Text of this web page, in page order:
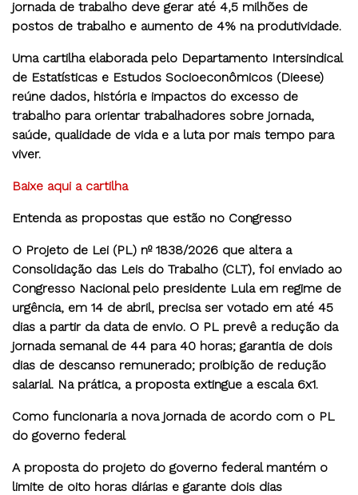
jornada de trabalho deve gerar até 4,5 milhões de
postos de trabalho e aumento de 4% na produtividade.
Uma cartilha elaborada pelo Departamento Intersindical
de Estatísticas e Estudos Socioeconômicos (Dieese)
reúne dados, história e impactos do excesso de
trabalho para orientar trabalhadores sobre jornada,
saúde, qualidade de vida e a luta por mais tempo para
viver.
Baixe aqui a cartilha
Entenda as propostas que estão no Congresso
O Projeto de Lei (PL) nº 1838/2026 que altera a
Consolidação das Leis do Trabalho (CLT), foi enviado ao
Congresso Nacional pelo presidente Lula em regime de
urgência, em 14 de abril, precisa ser votado em até 45
dias a partir da data de envio. O PL prevê a redução da
jornada semanal de 44 para 40 horas; garantia de dois
dias de descanso remunerado; proibição de redução
salarial. Na prática, a proposta extingue a escala 6x1.
Como funcionaria a nova jornada de acordo com o PL
do governo federal
A proposta do projeto do governo federal mantém o
limite de oito horas diárias e garante dois dias